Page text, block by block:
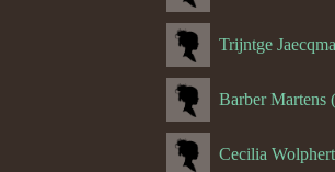
Cecilia